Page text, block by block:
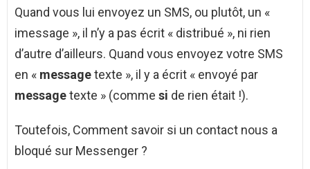
Quand vous lui envoyez un SMS, ou plutôt, un «
imessage », il n’y a pas écrit « distribué », ni rien
d’autre d’ailleurs. Quand vous envoyez votre SMS
en « messagetexte », il y a écrit « envoyé par
messagetexte » (comme si de rien était !).
Toutefois, Comment savoir si un contact nous a
bloqué sur Messenger ?